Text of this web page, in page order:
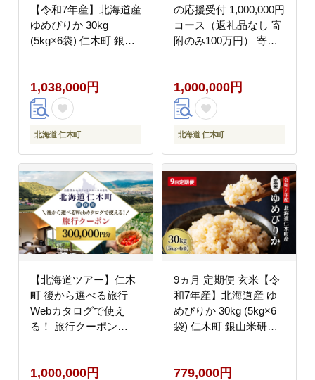
【令和7年産】北海道産
ゆめぴりか 30kg
(5kg×6袋) 仁木町 銀山
おにぎり お弁当 産地直
送 主食 ご飯 朝ごはん
夜ごはん 昼ごはん[株式
会社 松原米穀]
1,038,000円
北海道 仁木町
の応援受付 1,000,000円
コース（返礼品なし 寄
附のみ100万円） 寄付
1,000,000円
北海道 仁木町
【北海道ツアー】仁木
町 後から選べる旅行
Webカタログで使え
る！ 旅行クーポン
ステイを満喫！ 旅行券
1,000,000円
9ヵ月 定期便 玄米【令
和7年産】北海道産 ゆ
めぴりか 30kg (5kg×6
袋) 仁木町 銀山米研究
り お弁当 産地直送 主
779,000円